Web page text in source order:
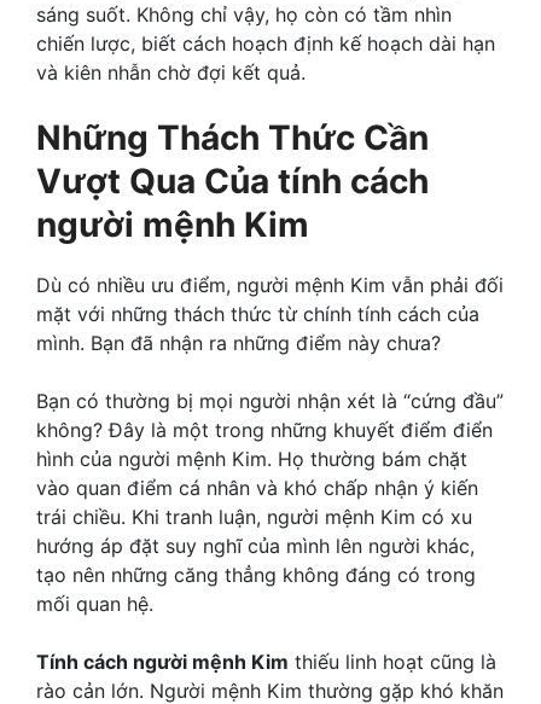
sáng suốt. Không chỉ vậy, họ còn có tầm nhìn
chiến lược, biết cách hoạch định kế hoạch dài hạn
và kiên nhẫn chờ đợi kết quả.
Những Thách Thức Cần
Vượt Qua Của tính cách
người mệnh Kim
Dù có nhiều ưu điểm, người mệnh Kim vẫn phải đối
mặt với những thách thức từ chính tính cách của
mình. Bạn đã nhận ra những điểm này chưa?
Bạn có thường bị mọi người nhận xét là “cứng đầu”
không? Đây là một trong những khuyết điểm điển
hình của người mệnh Kim. Họ thường bám chặt
vào quan điểm cá nhân và khó chấp nhận ý kiến
trái chiều. Khi tranh luận, người mệnh Kim có xu
hướng áp đặt suy nghĩ của mình lên người khác,
tạo nên những căng thẳng không đáng có trong
mối quan hệ.
Tính cách người mệnh Kim thiếu linh hoạt cũng là
rào cản lớn. Người mệnh Kim thường gặp khó khăn